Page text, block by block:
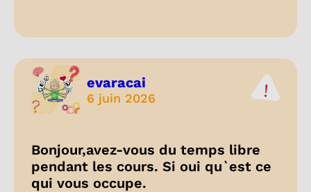
evaracai
6 juin 2026
Bonjour,avez-vous du temps libre
pendant les cours. Si oui qu`est ce
qui vous occupe.